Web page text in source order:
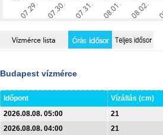
Budapest vízmérce
Időpont Vízállás (cm)
2026.08.08. 05:00
21
2026.08.08. 04:00
21